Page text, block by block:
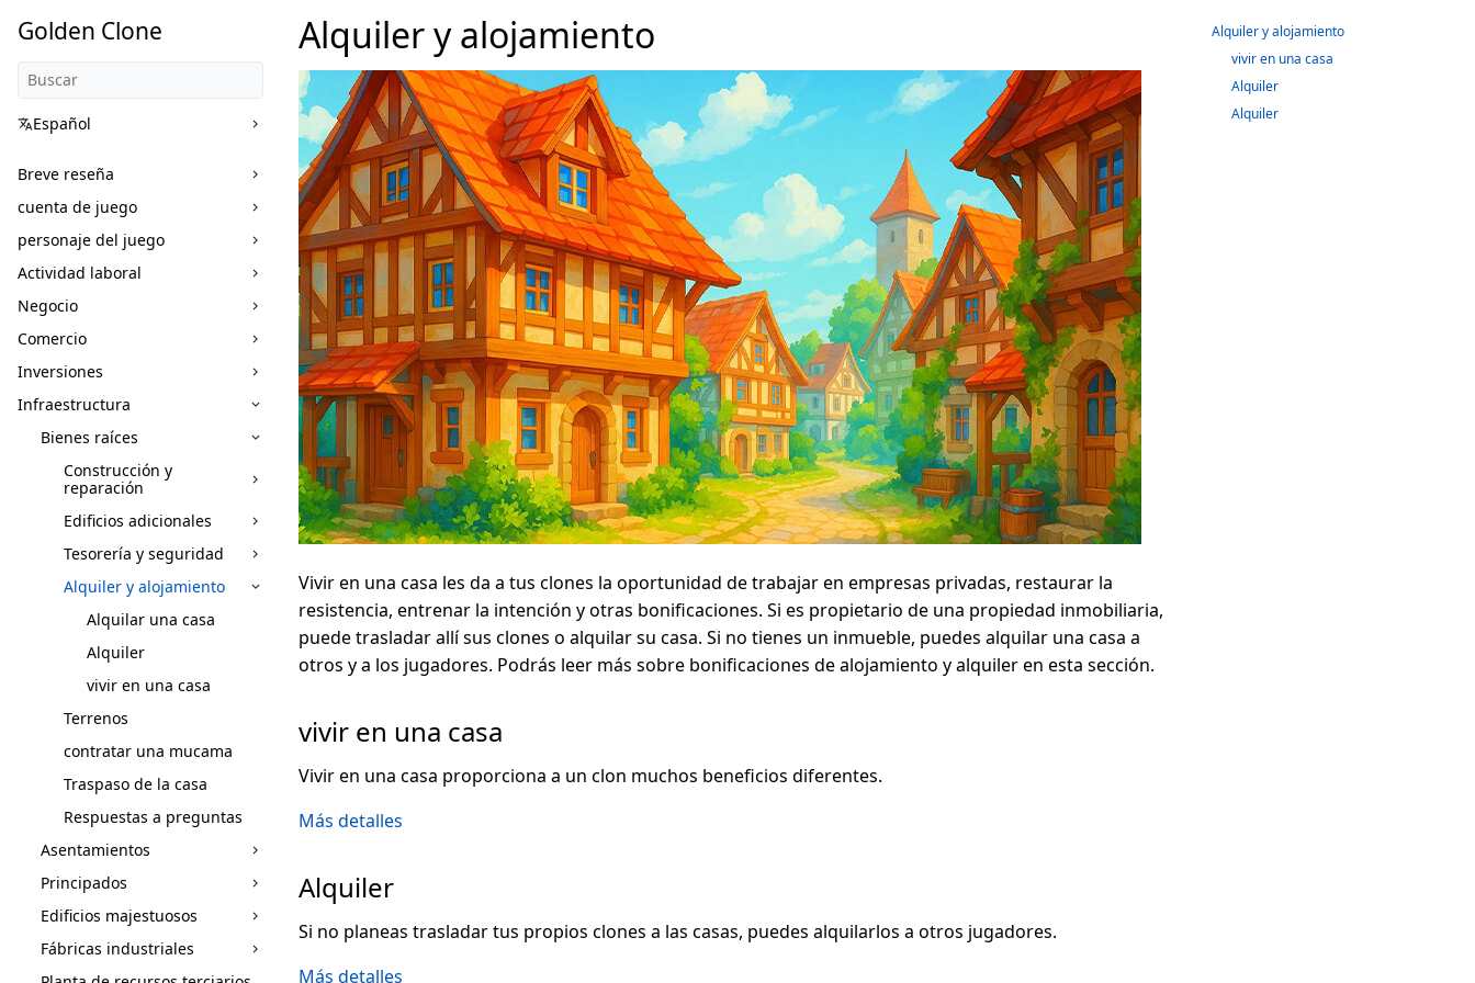
Golden Clone
Español
Breve reseña
cuenta de juego
personaje del juego
Actividad laboral
Negocio
Comercio
Inversiones
Infraestructura
Bienes raíces
Construcción y
reparación
Edificios adicionales
Tesorería y seguridad
Alquiler y alojamiento
Alquilar una casa
Alquiler
vivir en una casa
Terrenos
contratar una mucama
Traspaso de la casa
Respuestas a preguntas
Asentamientos
Principados
Edificios majestuosos
Fábricas industriales
Alquiler y alojamiento
Vivir en una casa les da a tus clones la oportunidad de trabajar en empresas privadas, restaurar la
resistencia, entrenar la intención y otras bonificaciones. Si es propietario de una propiedad inmobiliaria,
puede trasladar allí sus clones o alquilar su casa. Si no tienes un inmueble, puedes alquilar una casa a
otros y a los jugadores. Podrás leer más sobre bonificaciones de alojamiento y alquiler en esta sección.
vivir en una casa
Vivir en una casa proporciona a un clon muchos beneficios diferentes.
Más detalles
Alquiler
Si no planeas trasladar tus propios clones a las casas, puedes alquilarlos a otros jugadores.
Más detalles
Alquiler y alojamiento
vivir en una casa
Alquiler
Alquiler